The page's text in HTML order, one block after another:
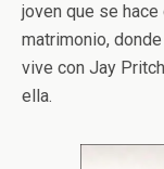
joven que se
matrimonio,
vive con Jay
ella.